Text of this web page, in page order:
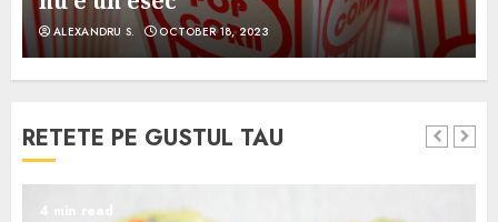
ALEXANDRU S. OCTOBER 18, 2023
RETETE PE GUSTUL TAU
4 min read